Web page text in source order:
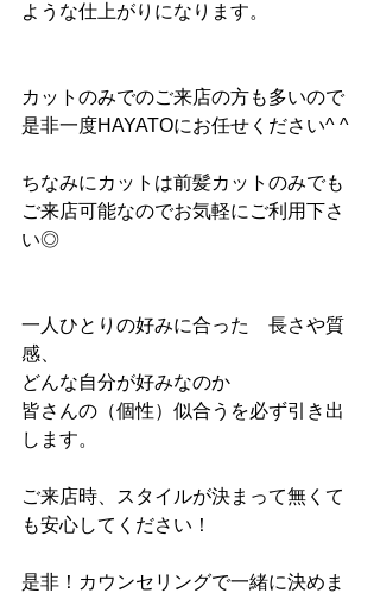
ような仕上がりになります。
カットのみでのご来店の方も多いので
是非一度HAYATOにお任せください^ ^
ちなみにカットは前髪カットのみでも
ご来店可能なのでお気軽にご利用下さ
い◎
一人ひとりの好みに合った　長さや質
感、
どんな自分が好みなのか
皆さんの（個性）似合うを必ず引き出
します。
ご来店時、スタイルが決まって無くて
も安心してください！
是非！カウンセリングで一緒に決めま